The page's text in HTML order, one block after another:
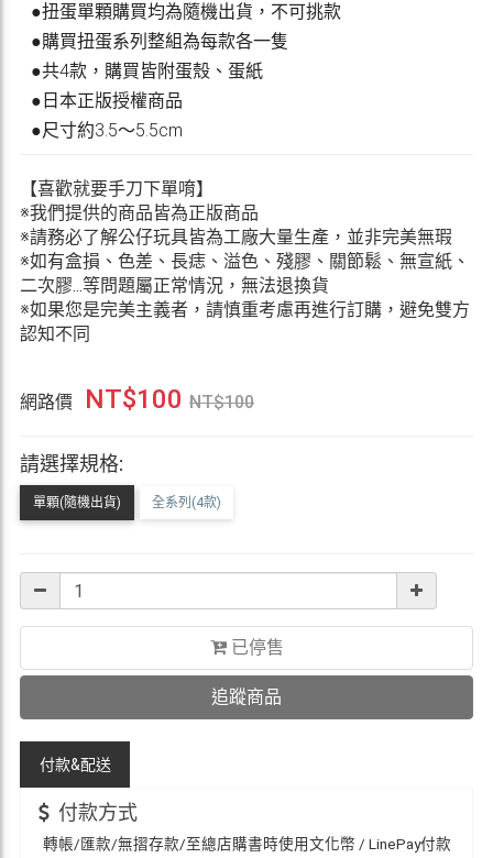
●扭蛋單顆購買均為隨機出貨，不可挑款
●購買扭蛋系列整組為每款各一隻
●共4款，購買皆附蛋殼、蛋紙
●日本正版授權商品
●尺寸約3.5〜5.5cm
【喜歡就要手刀下單唷】
※我們提供的商品皆為正版商品
※請務必了解公仔玩具皆為工廠大量生產，並非完美無瑕
※如有盒損、色差、長痣、溢色、殘膠、關節鬆、無宣紙、
二次膠...等問題屬正常情況，無法退換貨
※如果您是完美主義者，請慎重考慮再進行訂購，避免雙方
認知不同
網路價 NT$100 NT$100
請選擇規格:
單顆(隨機出貨) 全系列(4款)
已停售
追蹤商品
付款&配送
付款方式
轉帳/匯款/無摺存款/至總店購書時使用文化幣 / LinePay付款